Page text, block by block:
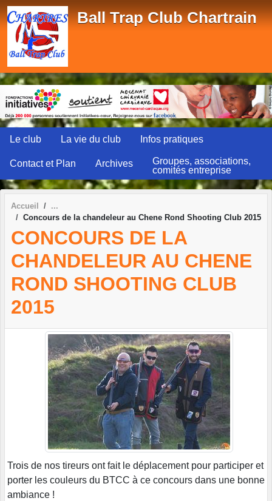
Ball Trap Club Chartrain
Le club La vie du club Infos pratiques
Contact et Plan Archives
Groupes, associations,
comités entreprise
Accueil
Concours de la chandeleur au Chene Rond Shooting Club 2015
CONCOURS DE LA
CHANDELEUR AU CHENE
ROND SHOOTING CLUB
2015
Trois de nos tireurs ont fait le déplacement pour participer et
porter les couleurs du BTCC à ce concours dans une bonne
ambiance !
Panneau de gestion des cookies